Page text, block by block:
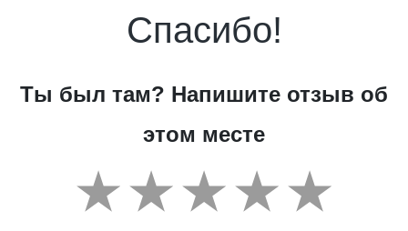
Спасибо!
Ты был там? Напишите отзыв об
этом месте